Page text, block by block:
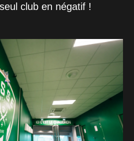
club en négatif !